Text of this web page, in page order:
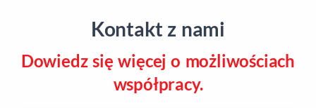
Kontakt z nami
Dowiedz się więcej o możliwościach
współpracy.